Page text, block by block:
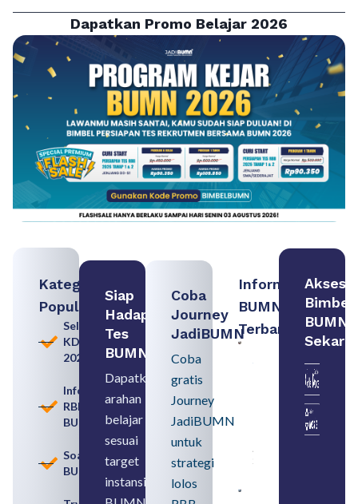
Dapatkan Promo Belajar 2026
Kategori
Populer
Seleksi
KDKMP
2026
Informasi
RBB
BUMN
Soal
BUMN
Siap
Hadapi
Tes
BUMN
Dapatkan
arahan
belajar
sesuai
target
instansi
Coba
Journey
JadiBUMN
Coba
gratis
Journey
JadiBUMN
untuk
strategi
lolos
Informasi
BUMN
Terbaru:
Persiapan
Seleksi
Rekrutmen
Memahami
August 8,
2026
Akses
Bimbel
BUMN